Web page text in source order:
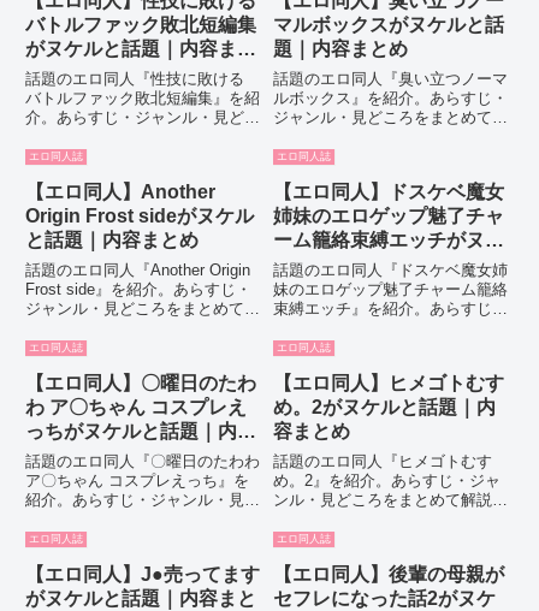
バトルファック敗北短編集
がヌケルと話題｜内容まと
め
話題のエロ同人『性技に敗ける
バトルファック敗北短編集』を紹
介。あらすじ・ジャンル・見どこ
マルボックスがヌケルと話
題｜内容まとめ
話題のエロ同人『臭い立つノーマ
ルボックス』を紹介。あらすじ・
ジャンル・見どころをまとめて解
エロ同人誌
【エロ同人】Another
Origin Frost sideがヌケル
と話題｜内容まとめ
話題のエロ同人『Another Origin
Frost side』を紹介。あらすじ・
ジャンル・見どころをまとめて解
エロ同人誌
【エロ同人】ドスケベ魔女
姉妹のエロゲップ魅了チャ
ーム籠絡束縛エッチがヌケ
ルと話題｜内容まとめ
話題のエロ同人『ドスケベ魔女姉
妹のエロゲップ魅了チャーム籠絡
束縛エッチ』を紹介。あらすじ・
説します。
エロ同人誌
【エロ同人】〇曜日のたわ
わ ア〇ちゃん コスプレえ
っちがヌケルと話題｜内容
まとめ
話題のエロ同人『〇曜日のたわわ
ア〇ちゃん コスプレえっち』を
紹介。あらすじ・ジャンル・見ど
エロ同人誌
【エロ同人】ヒメゴトむす
め。2がヌケルと話題｜内
容まとめ
話題のエロ同人『ヒメゴトむす
め。2』を紹介。あらすじ・ジャ
ンル・見どころをまとめて解説し
エロ同人誌
【エロ同人】J●売ってます
がヌケルと話題｜内容まと
エロ同人誌
【エロ同人】後輩の母親が
セフレになった話2がヌケ